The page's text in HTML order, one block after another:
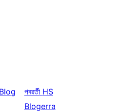
পৰৱৰ্তী HS
Blogerra